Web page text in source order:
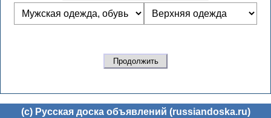
(c) Русская доска объявлений (russiandoska.ru)